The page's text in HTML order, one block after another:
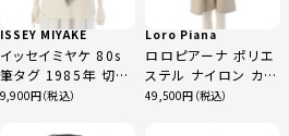
ISSEY MIYAKE
イッセイミヤケ 80s
筆タグ 1985年 切替
ニット トップス オフ
9,900
Loro Piana
ロロピアーナ ポリエ
ステル ナイロン カシ
ミヤ ロング コート
49,500